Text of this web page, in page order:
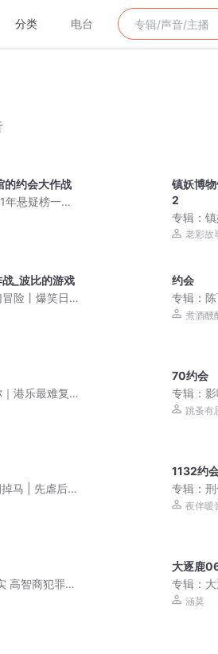
分类 电台
约会大作战
悬疑榜一神
镇妖博
2
专辑：
书|老彩
老彩故
_波比的游戏
险丨爆笑日
约会
专辑：
制的天
煮酒醺
港乐最难复
70约会
专辑：
跳蚤有
马 | 先虐后甜
1132约
专辑：
吕鹏同款
夜伴暖
高智商犯罪
大逐鹿
专辑：
大战役
涵莫